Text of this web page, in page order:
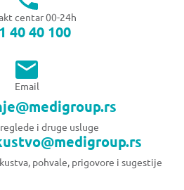
centar 00-24h
40 40 100
Email
i druge usluge
pohvale, prigovore i sugestije